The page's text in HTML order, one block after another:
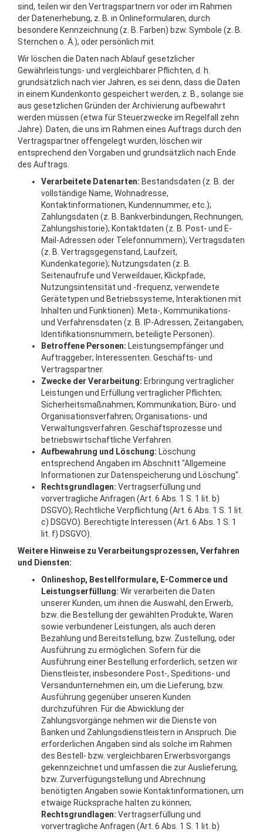
sind, teilen wir den Vertragspartnern vor oder im Rahmen
der Datenerhebung, z. B. in Onlineformularen, durch
besondere Kennzeichnung (z. B. Farben) bzw. Symbole (z. B.
Sternchen o. Ä.), oder persönlich mit.
Wir löschen die Daten nach Ablauf gesetzlicher
Gewährleistungs- und vergleichbarer Pflichten, d. h.
grundsätzlich nach vier Jahren, es sei denn, dass die Daten
in einem Kundenkonto gespeichert werden, z. B., solange sie
aus gesetzlichen Gründen der Archivierung aufbewahrt
werden müssen (etwa für Steuerzwecke im Regelfall zehn
Jahre). Daten, die uns im Rahmen eines Auftrags durch den
Vertragspartner offengelegt wurden, löschen wir
entsprechend den Vorgaben und grundsätzlich nach Ende
des Auftrags.
Verarbeitete Datenarten: Bestandsdaten (z. B. der
vollständige Name, Wohnadresse,
Kontaktinformationen, Kundennummer, etc.);
Zahlungsdaten (z. B. Bankverbindungen, Rechnungen,
Zahlungshistorie); Kontaktdaten (z. B. Post- und E-
Mail-Adressen oder Telefonnummern); Vertragsdaten
(z. B. Vertragsgegenstand, Laufzeit,
Kundenkategorie); Nutzungsdaten (z. B.
Seitenaufrufe und Verweildauer, Klickpfade,
Nutzungsintensität und -frequenz, verwendete
Gerätetypen und Betriebssysteme, Interaktionen mit
Inhalten und Funktionen). Meta-, Kommunikations-
und Verfahrensdaten (z. B. IP-Adressen, Zeitangaben,
Identifikationsnummern, beteiligte Personen).
Betroffene Personen: Leistungsempfänger und
Auftraggeber; Interessenten. Geschäfts- und
Vertragspartner.
Zwecke der Verarbeitung: Erbringung vertraglicher
Leistungen und Erfüllung vertraglicher Pflichten;
Sicherheitsmaßnahmen; Kommunikation; Büro- und
Organisationsverfahren; Organisations- und
Verwaltungsverfahren. Geschäftsprozesse und
betriebswirtschaftliche Verfahren.
Aufbewahrung und Löschung: Löschung
entsprechend Angaben im Abschnitt "Allgemeine
Informationen zur Datenspeicherung und Löschung".
Rechtsgrundlagen: Vertragserfüllung und
vorvertragliche Anfragen (Art. 6 Abs. 1 S. 1 lit. b)
DSGVO); Rechtliche Verpflichtung (Art. 6 Abs. 1 S. 1 lit.
c) DSGVO). Berechtigte Interessen (Art. 6 Abs. 1 S. 1
lit. f) DSGVO).
Weitere Hinweise zu Verarbeitungsprozessen, Verfahren
und Diensten:
Onlineshop, Bestellformulare, E-Commerce und
Leistungserfüllung: Wir verarbeiten die Daten
unserer Kunden, um ihnen die Auswahl, den Erwerb,
bzw. die Bestellung der gewählten Produkte, Waren
sowie verbundener Leistungen, als auch deren
Bezahlung und Bereitstellung, bzw. Zustellung, oder
Ausführung zu ermöglichen. Sofern für die
Ausführung einer Bestellung erforderlich, setzen wir
Dienstleister, insbesondere Post-, Speditions- und
Versandunternehmen ein, um die Lieferung, bzw.
Ausführung gegenüber unseren Kunden
durchzuführen. Für die Abwicklung der
Zahlungsvorgänge nehmen wir die Dienste von
Banken und Zahlungsdienstleistern in Anspruch. Die
erforderlichen Angaben sind als solche im Rahmen
des Bestell- bzw. vergleichbaren Erwerbsvorgangs
gekennzeichnet und umfassen die zur Auslieferung,
bzw. Zurverfügungstellung und Abrechnung
benötigten Angaben sowie Kontaktinformationen, um
etwaige Rücksprache halten zu können;
Rechtsgrundlagen: Vertragserfüllung und
vorvertragliche Anfragen (Art. 6 Abs. 1 S. 1 lit. b)